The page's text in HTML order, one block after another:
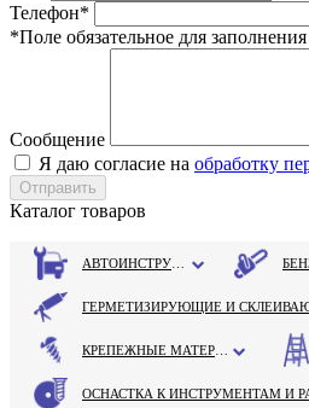
Телефон*
*Поле обязательное для заполнения
Сообщение
Я даю согласие на обработку
Каталог товаров